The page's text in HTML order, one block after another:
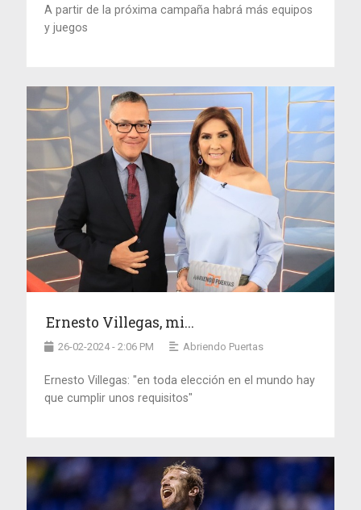
A partir de la próxima campaña habrá más equipos
y juegos
Ernesto Villegas, mi...
26-02-2024 - 2:06 PM Abriendo Puertas
Ernesto Villegas: "en toda elección en el mundo hay
que cumplir unos requisitos"